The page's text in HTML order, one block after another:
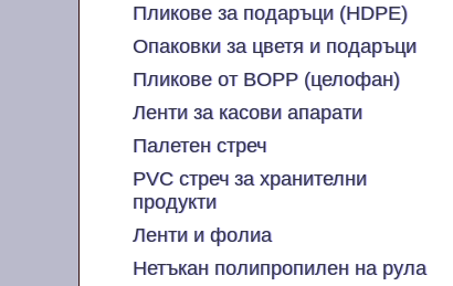
Пликове за подаръци (HDPE)
Опаковки за цветя и подаръци
Пликове от BOPP (целофан)
Ленти за касови апарати
Палетен стреч
PVC стреч за хранителни
продукти
Ленти и фолиа
Нетъкан полипропилен на рула